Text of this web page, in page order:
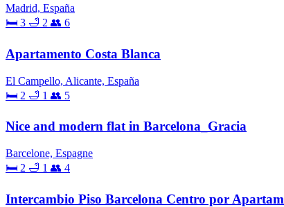
Madrid, España
🛏 3 🛁 2 👥 6
Apartamento Costa Blanca
El Campello, Alicante, España
🛏 2 🛁 1 👥 5
Nice and modern flat in Barcelona_Gracia
Barcelone, Espagne
🛏 2 🛁 1 👥 4
Intercambio Piso Barcelona Centro por